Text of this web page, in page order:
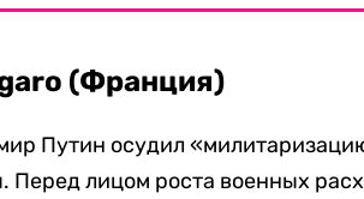
(Франция)
Путин осудил
Перед лицом роста военных